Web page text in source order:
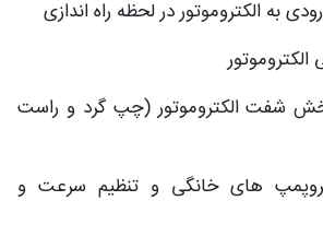
به الکتروموتور در لحظه راه اندازی
شفت الکتروموتور (چپ گرد و راست
های خانگی و تنظیم سرعت و